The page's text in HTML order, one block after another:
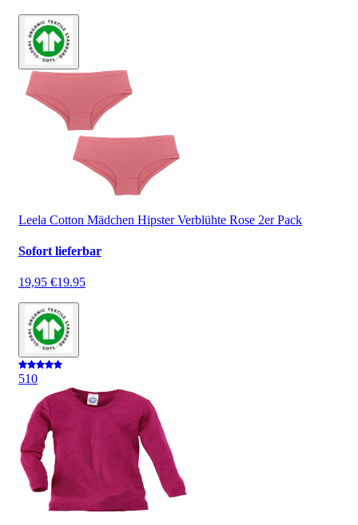
Leela Cotton Mädchen Hipster Verblühte Rose 2er Pack
Sofort lieferbar
19,95 €19.95
510